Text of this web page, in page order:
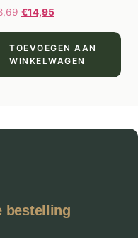
€14,95
TOEVOEGEN AAN
WINKELWAGEN
bestelling